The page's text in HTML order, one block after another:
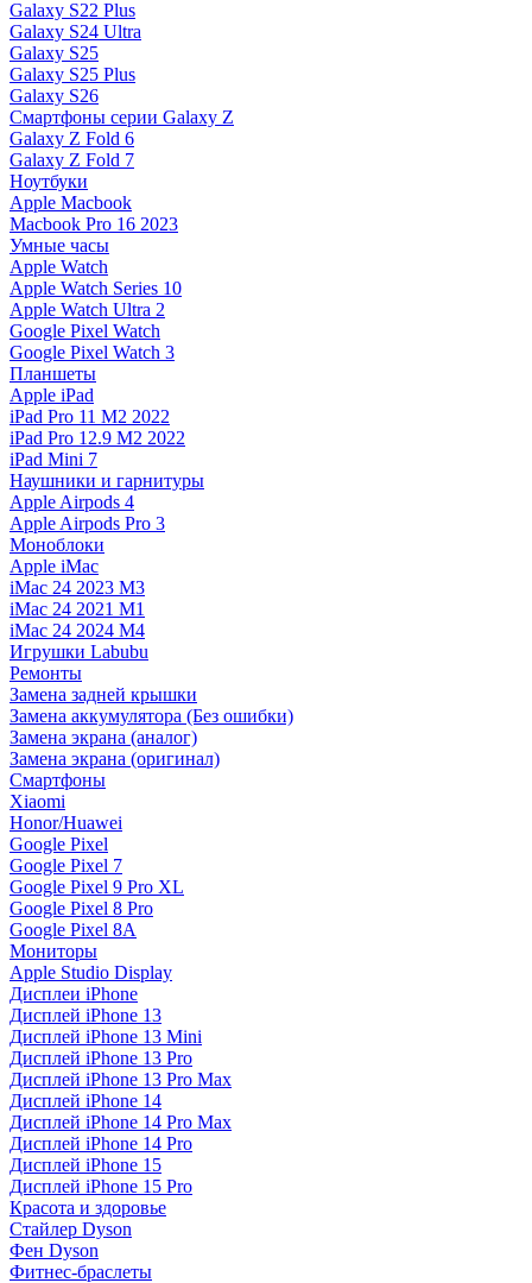
Galaxy S22 Plus
Galaxy S24 Ultra
Galaxy S25
Galaxy S25 Plus
Galaxy S26
Смартфоны серии Galaxy Z
Galaxy Z Fold 6
Galaxy Z Fold 7
Ноутбуки
Apple Macbook
Macbook Pro 16 2023
Умные часы
Apple Watch
Apple Watch Series 10
Apple Watch Ultra 2
Google Pixel Watch
Google Pixel Watch 3
Планшеты
Apple iPad
iPad Pro 11 M2 2022
iPad Pro 12.9 M2 2022
iPad Mini 7
Наушники и гарнитуры
Apple Airpods 4
Apple Airpods Pro 3
Моноблоки
Apple iMac
iMac 24 2023 M3
iMac 24 2021 M1
iMac 24 2024 M4
Игрушки Labubu
Ремонты
Замена задней крышки
Замена аккумулятора (Без ошибки)
Замена экрана (аналог)
Замена экрана (оригинал)
Смартфоны
Xiaomi
Honor/Huawei
Google Pixel
Google Pixel 7
Google Pixel 9 Pro XL
Google Pixel 8 Pro
Google Pixel 8A
Мониторы
Apple Studio Display
Дисплеи iPhone
Дисплей iPhone 13
Дисплей iPhone 13 Mini
Дисплей iPhone 13 Pro
Дисплей iPhone 13 Pro Max
Дисплей iPhone 14
Дисплей iPhone 14 Pro Max
Дисплей iPhone 14 Pro
Дисплей iPhone 15
Дисплей iPhone 15 Pro
Красота и здоровье
Стайлер Dyson
Фен Dyson
Фитнес-браслеты